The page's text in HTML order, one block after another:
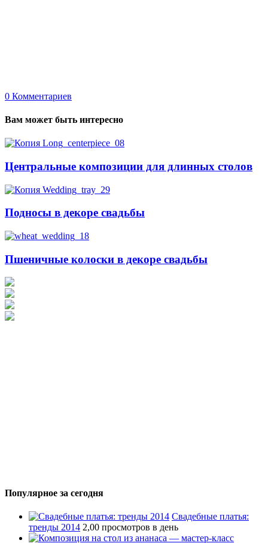
0 Комментариев
Вам может быть интересно
Центральные композиции для длинных столов
Подносы в декоре свадьбы
Пшеничные колоски в декоре свадьбы
Популярное за сегодня
Свадебные платья:
тренды 2014 2,00 просмотров в день